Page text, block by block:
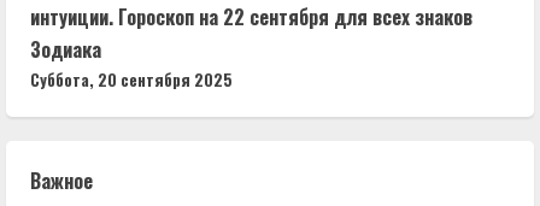
интуиции. Гороскоп на 22 сентября для всех знаков
Зодиака
Суббота, 20 сентября 2025
Важное